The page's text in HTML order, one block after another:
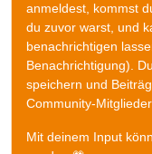
anmeldest, kommst
du zuvor warst, und
benachrichtigen
Benachrichtigung).
speichern und
Community-
Mit deinem Input